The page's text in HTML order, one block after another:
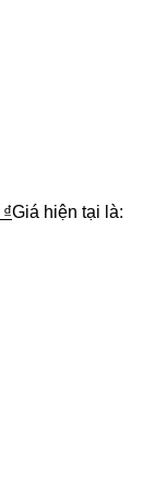
₫Giá hiện tại là: